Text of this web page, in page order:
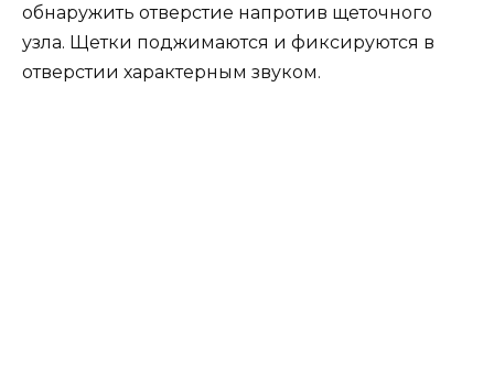
обнаружить отверстие напротив щеточного
узла. Щетки поджимаются и фиксируются в
отверстии характерным звуком.